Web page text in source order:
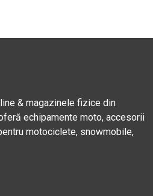
& magazinele fizice din
echipamente moto, accesorii
motociclete, snowmobile,